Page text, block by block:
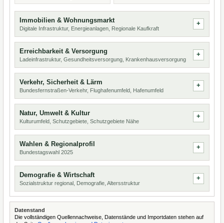
Immobilien & Wohnungsmarkt
Digitale Infrastruktur, Energieanlagen, Regionale Kaufkraft
Erreichbarkeit & Versorgung
Ladeinfrastruktur, Gesundheitsversorgung, Krankenhausversorgung
Verkehr, Sicherheit & Lärm
Bundesfernstraßen-Verkehr, Flughafenumfeld, Hafenumfeld
Natur, Umwelt & Kultur
Kulturumfeld, Schutzgebiete, Schutzgebiete Nähe
Wahlen & Regionalprofil
Bundestagswahl 2025
Demografie & Wirtschaft
Sozialstruktur regional, Demografie, Altersstruktur
Datenstand
Die vollständigen Quellennachweise, Datenstände und Importdaten stehen auf